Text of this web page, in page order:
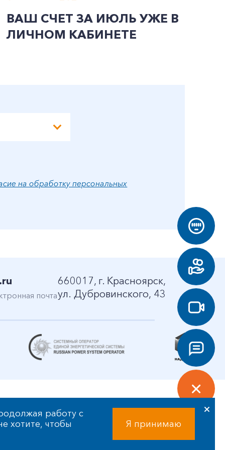
ВАШ СЧЕТ ЗА ИЮЛЬ УЖЕ В
ЛИЧНОМ КАБИНЕТЕ
на обработку персональных
почта
660017, г. Красноярск,
ул. Дубровинского, 43
работу с
хотите, чтобы
Я принимаю